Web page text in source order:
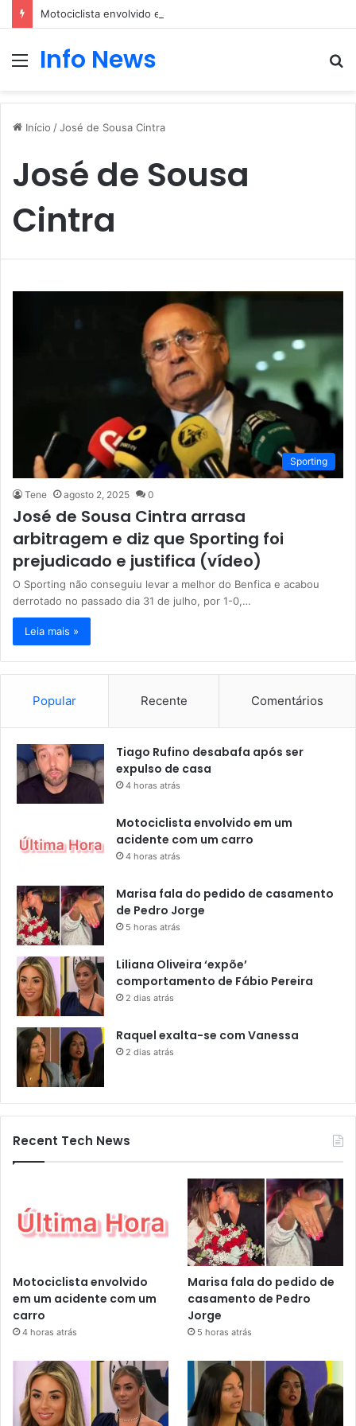
Motociclista envolvido em um acidente com um carro
Menu
Info News
Início /José de Sousa Cintra
José de Sousa
Cintra
Sporting
Tene agosto 2, 2025 0
José de Sousa Cintra arrasa
arbitragem e diz que Sporting foi
prejudicado e justifica (vídeo)
O Sporting não conseguiu levar a melhor do Benfica e acabou
derrotado no passado dia 31 de julho, por 1-0,…
Leia mais »
Popular Recente Comentários
Tiago Rufino desabafa após ser
expulso de casa
4 horas atrás
Motociclista envolvido em um
acidente com um carro
4 horas atrás
Marisa fala do pedido de casamento
de Pedro Jorge
5 horas atrás
Liliana Oliveira ‘expõe’
comportamento de Fábio Pereira
2 dias atrás
Raquel exalta-se com Vanessa
2 dias atrás
Recent Tech News
Motociclista envolvido
em um acidente com um
carro
4 horas atrás
Marisa fala do pedido de
casamento de Pedro
Jorge
5 horas atrás